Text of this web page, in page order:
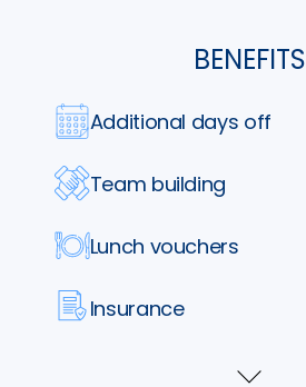
BENEFITS
Additional days off
Team building
Lunch vouchers
Insurance
Show